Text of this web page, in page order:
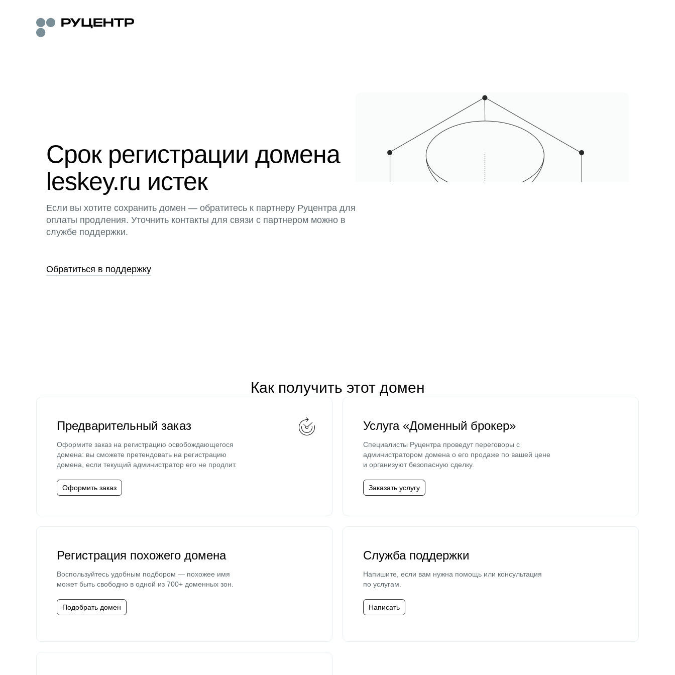
Срок регистрации домена
leskey.ru истек
Если вы хотите сохранить домен — обратитесь к партнеру Руцентра для
оплаты продления. Уточнить контакты для связи с партнером можно в
службе поддержки.
Обратиться в поддержку
Как получить этот домен
Предварительный заказ
Оформите заказ на регистрацию освобождающегося
домена: вы сможете претендовать на регистрацию
домена, если текущий администратор его не продлит.
Оформить заказ
Услуга «Доменный брокер»
Специалисты Руцентра проведут переговоры с
администратором домена о его продаже по вашей цене
и организуют безопасную сделку.
Заказать услугу
Регистрация похожего домена
Воспользуйтесь удобным подбором — похожее имя
может быть свободно в одной из 700+ доменных зон.
Подобрать домен
Служба поддержки
Напишите, если вам нужна помощь или консультация
по услугам.
Написать